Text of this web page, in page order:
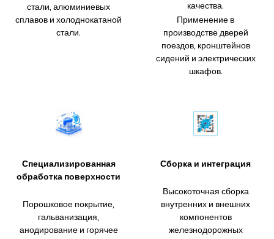
стали, алюминиевых
сплавов и холоднокатаной
стали.
качества.
Применение в
производстве дверей
поездов, кронштейнов
сидений и электрических
шкафов.
Специализированная
обработка поверхности
Порошковое покрытие,
гальванизация,
анодирование и горячее
Сборка и интеграция
Высокоточная сборка
внутренних и внешних
компонентов
железнодорожных